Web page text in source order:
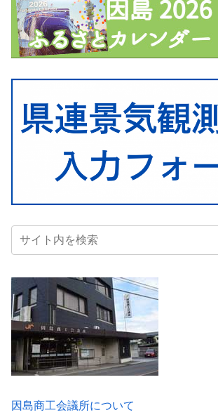
因島商工会議所について